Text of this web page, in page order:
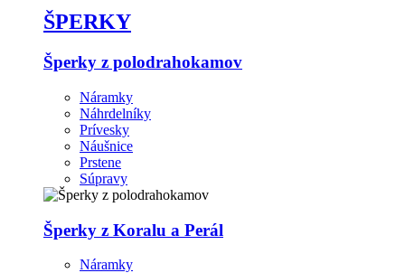
ŠPERKY
Šperky z polodrahokamov
Náramky
Náhrdelníky
Prívesky
Náušnice
Prstene
Súpravy
Šperky z Koralu a Perál
Náramky